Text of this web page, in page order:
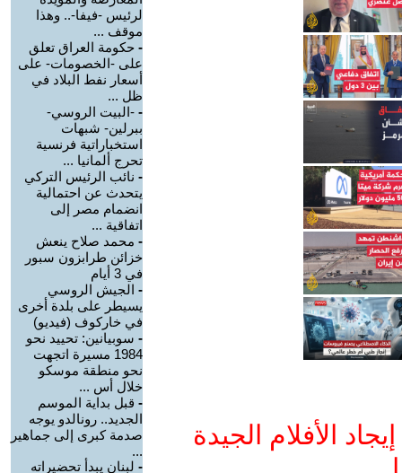
الأفلام الجيدة
لرئيس -فيفا-.. وهذا
موقف ...
- حكومة العراق تعلق
على -الخصومات- على
أسعار نفط البلاد في
ظل ...
- -البيت الروسي-
ببرلين- شبهات
استخباراتية فرنسية
تحرج ألمانيا ...
- نائب الرئيس التركي
يتحدث عن احتمالية
انضمام مصر إلى
اتفاقية ...
- محمد صلاح ينعش
خزائن طرابزون سبور
في 3 أيام
- الجيش الروسي
يسيطر على بلدة أخرى
في خاركوف (فيديو)
- سوبيانين: تحييد نحو
1984 مسيرة اتجهت
نحو منطقة موسكو
خلال أس ...
- قبل بداية الموسم
الجديد.. رونالدو يوجه
صدمة كبرى إلى جماهير
...
- لبنان يبدأ تحضيراته